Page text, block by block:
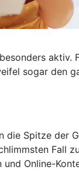
sogar den
die Spitze der
Fall
Online-